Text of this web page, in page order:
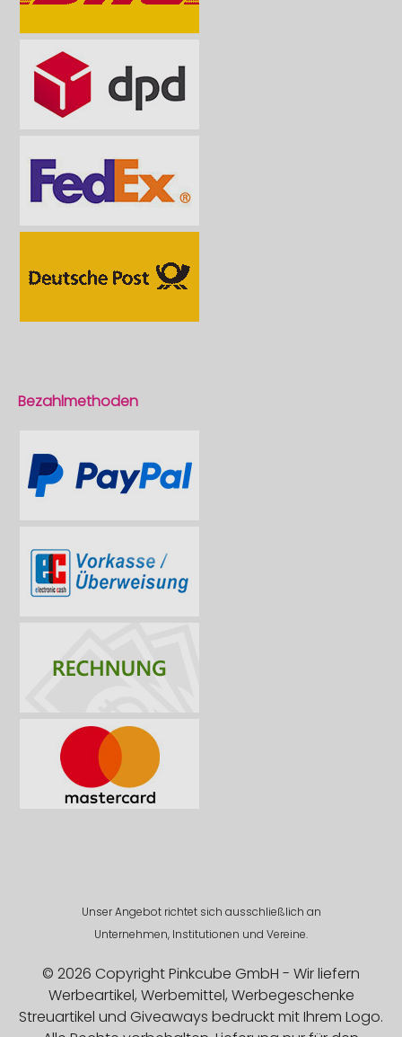
Bezahlmethoden
Unser Angebot richtet sich ausschließlich an
Unternehmen, Institutionen und Vereine.
© 2026 Copyright Pinkcube GmbH - Wir liefern
Werbeartikel, Werbemittel, Werbegeschenke
Streuartikel und Giveaways bedruckt mit Ihrem Logo.